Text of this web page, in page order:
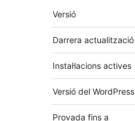
Meta
Versió
Darrera actualització
Instal·lacions actives
Versió del WordPress
Provada fins a